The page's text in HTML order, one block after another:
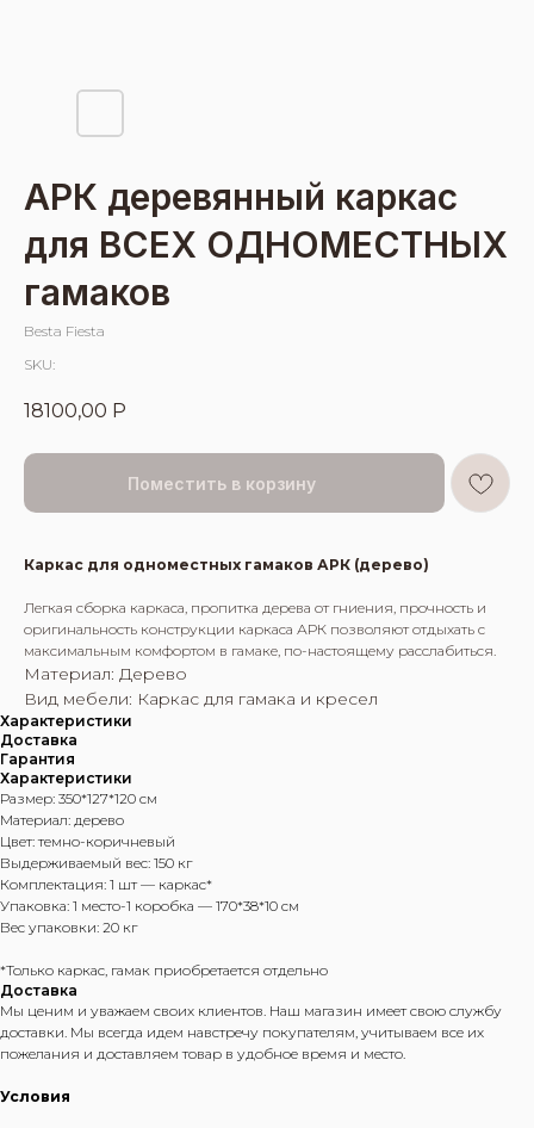
АРК деревянный каркас
для ВСЕХ ОДНОМЕСТНЫХ
гамаков
Besta Fiesta
SKU:
18100,00 Р
Поместить в корзину
Каркас для одноместных гамаков АРК (дерево)
Легкая сборка каркаса, пропитка дерева от гниения, прочность и
оригинальность конструкции каркаса АРК позволяют отдыхать с
максимальным комфортом в гамаке, по-настоящему расслабиться.
Материал: Дерево
Вид мебели: Каркас для гамака и кресел
Характеристики
Доставка
Гарантия
Характеристики
Размер: 350*127*120 см
Материал: дерево
Цвет: темно-коричневый
Выдерживаемый вес: 150 кг
Комплектация: 1 шт — каркас*
Упаковка: 1 место-1 коробка — 170*38*10 см
Вес упаковки: 20 кг
*Только каркас, гамак приобретается отдельно
Доставка
Мы ценим и уважаем своих клиентов. Наш магазин имеет свою службу
доставки. Мы всегда идем навстречу покупателям, учитываем все их
пожелания и доставляем товар в удобное время и место.
Условия